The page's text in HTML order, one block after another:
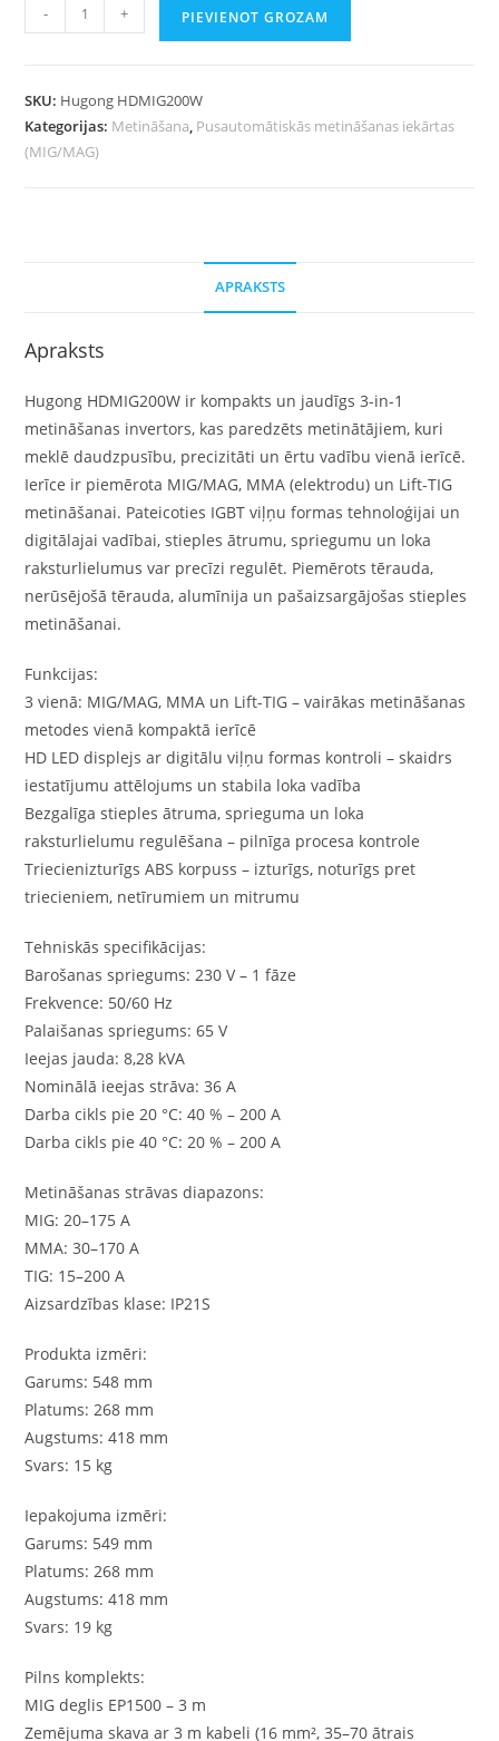
- + PIEVIENOT GROZAM
SKU: Hugong HDMIG200W
Kategorijas: Metināšana, Pusautomātiskās metināšanas iekārtas
(MIG/MAG)
APRAKSTS
Apraksts
Hugong HDMIG200W ir kompakts un jaudīgs 3-in-1
metināšanas invertors, kas paredzēts metinātājiem, kuri
meklē daudzpusību, precizitāti un ērtu vadību vienā ierīcē.
Ierīce ir piemērota MIG/MAG, MMA (elektrodu) un Lift-TIG
metināšanai. Pateicoties IGBT viļņu formas tehnoloģijai un
digitālajai vadībai, stieples ātrumu, spriegumu un loka
raksturlielumus var precīzi regulēt. Piemērots tērauda, ​​
nerūsējošā tērauda, ​​alumīnija un pašaizsargājošas stieples
metināšanai.
Funkcijas:
3 vienā: MIG/MAG, MMA un Lift-TIG – vairākas metināšanas
metodes vienā kompaktā ierīcē
HD LED displejs ar digitālu viļņu formas kontroli – skaidrs
iestatījumu attēlojums un stabila loka vadība
Bezgalīga stieples ātruma, sprieguma un loka
raksturlielumu regulēšana – pilnīga procesa kontrole
Triecienizturīgs ABS korpuss – izturīgs, noturīgs pret
triecieniem, netīrumiem un mitrumu
Tehniskās specifikācijas:
Barošanas spriegums: 230 V – 1 fāze
Frekvence: 50/60 Hz
Palaišanas spriegums: 65 V
Ieejas jauda: 8,28 kVA
Nominālā ieejas strāva: 36 A
Darba cikls pie 20 °C: 40 % – 200 A
Darba cikls pie 40 °C: 20 % – 200 A
Metināšanas strāvas diapazons:
MIG: 20–175 A
MMA: 30–170 A
TIG: 15–200 A
Aizsardzības klase: IP21S
Produkta izmēri:
Garums: 548 mm
Platums: 268 mm
Augstums: 418 mm
Svars: 15 kg
Iepakojuma izmēri:
Garums: 549 mm
Platums: 268 mm
Augstums: 418 mm
Svars: 19 kg
Pilns komplekts:
MIG deglis EP1500 – 3 m
Zemējuma skava ar 3 m kabeli (16 mm², 35–70 ātrais